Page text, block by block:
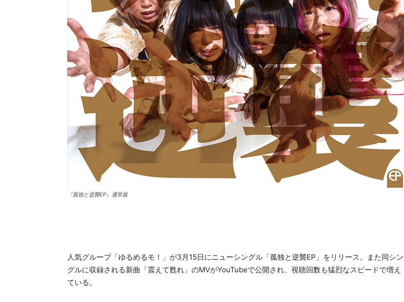
『孤独と逆襲EP』通常版
人気グループ「ゆるめるモ！」が3月15日にニューシングル「孤独と逆襲EP」をリリース。また同シン
グルに収録される新曲「震えて甦れ」のMVがYouTubeで公開され、視聴回数も猛烈なスピードで増え
ている。